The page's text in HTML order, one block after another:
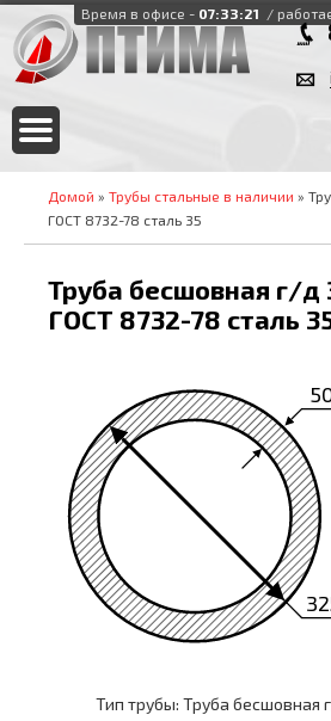
Время в офисе - 07:33:21 /
Домой » Трубы стальные в наличии »
ГОСТ 8732-78 сталь 35
Труба бесшовная г/д
ГОСТ 8732-78 сталь
Тип трубы: Труба бесшовная